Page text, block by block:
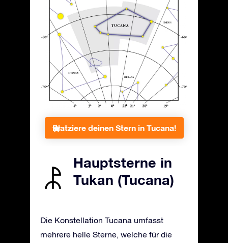
Platziere deinen Stern in Tucana!
Hauptsterne in
Tukan (Tucana)
Die Konstellation Tucana umfasst
mehrere helle Sterne, welche für die